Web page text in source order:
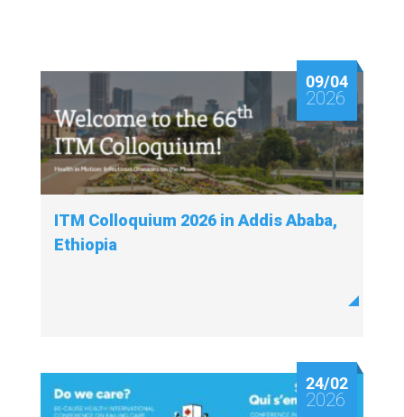
09/04
2026
ITM Colloquium 2026 in Addis Ababa,
Ethiopia
24/02
2026